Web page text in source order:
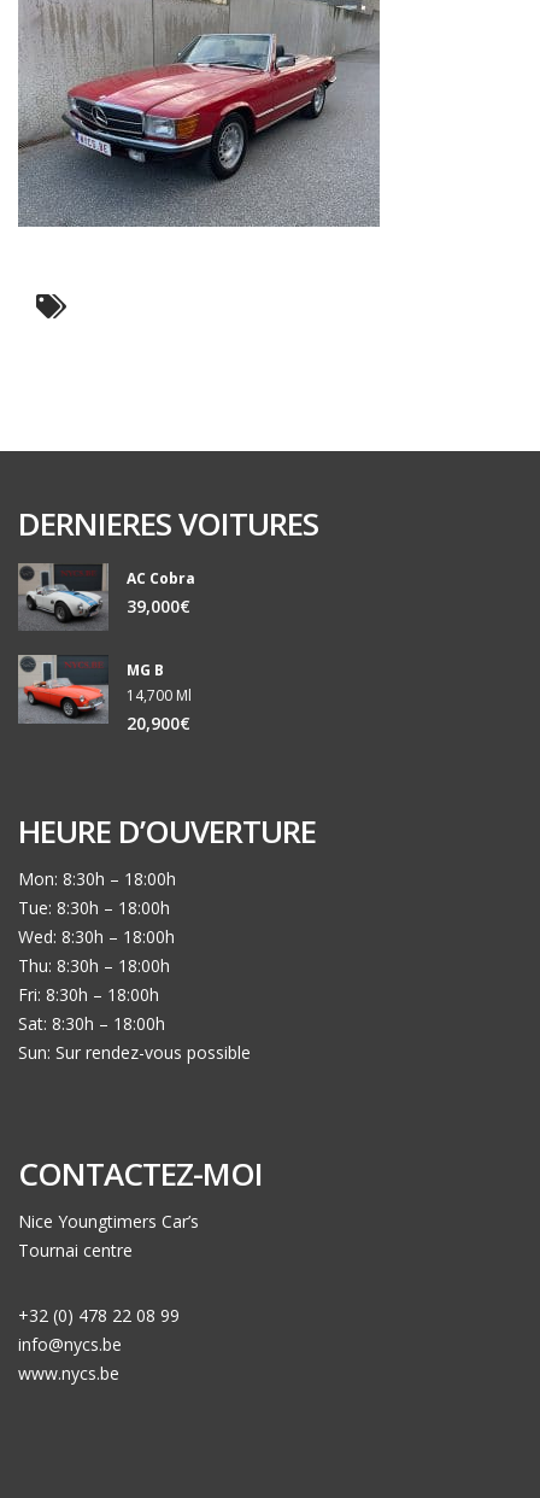
DERNIERES VOITURES
AC Cobra
39,000€
MG B
14,700 Ml
20,900€
HEURE D’OUVERTURE
Mon: 8:30h – 18:00h
Tue: 8:30h – 18:00h
Wed: 8:30h – 18:00h
Thu: 8:30h – 18:00h
Fri: 8:30h – 18:00h
Sat: 8:30h – 18:00h
Sun: Sur rendez-vous possible
CONTACTEZ-MOI
Nice Youngtimers Car’s
Tournai centre
+32 (0) 478 22 08 99
info@nycs.be
www.nycs.be